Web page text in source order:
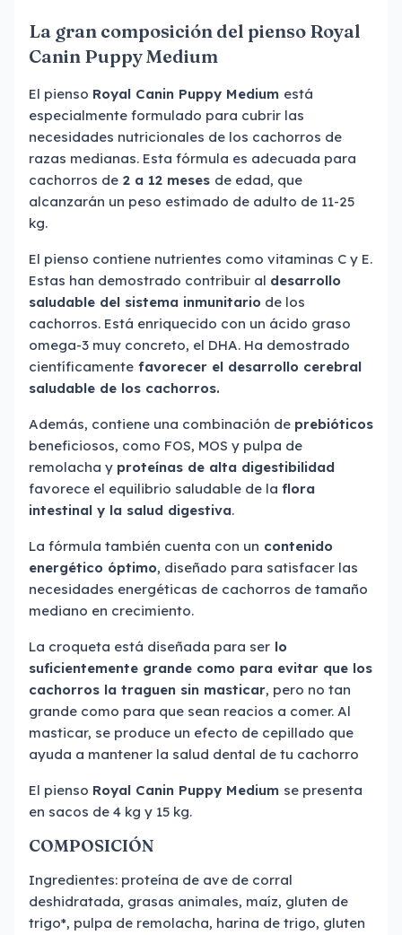
La gran composición del pienso Royal
Canin Puppy Medium
El pienso Royal Canin Puppy Medium está
especialmente formulado para cubrir las
necesidades nutricionales de los cachorros de
razas medianas. Esta fórmula es adecuada para
cachorros de 2 a 12 meses de edad, que
alcanzarán un peso estimado de adulto de 11-25
kg.
El pienso contiene nutrientes como vitaminas C y E.
Estas han demostrado contribuir al desarrollo
saludable del sistema inmunitario de los
cachorros. Está enriquecido con un ácido graso
omega-3 muy concreto, el DHA. Ha demostrado
científicamente favorecer el desarrollo cerebral
saludable de los cachorros.
Además, contiene una combinación de prebióticos
beneficiosos, como FOS, MOS y pulpa de
remolacha y proteínas de alta digestibilidad
favorece el equilibrio saludable de la flora
intestinal y la salud digestiva.
La fórmula también cuenta con un contenido
energético óptimo, diseñado para satisfacer las
necesidades energéticas de cachorros de tamaño
mediano en crecimiento.
La croqueta está diseñada para ser lo
suficientemente grande como para evitar que los
cachorros la traguen sin masticar, pero no tan
grande como para que sean reacios a comer. Al
masticar, se produce un efecto de cepillado que
ayuda a mantener la salud dental de tu cachorro
El pienso Royal Canin Puppy Medium se presenta
en sacos de 4 kg y 15 kg.
COMPOSICIÓN
Ingredientes: proteína de ave de corral
deshidratada, grasas animales, maíz, gluten de
trigo*, pulpa de remolacha, harina de trigo, gluten